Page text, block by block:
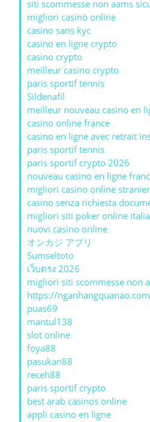
siti scommesse non aams
migliori casinò online
casino sans kyc
casino en ligne crypto
casino crypto
meilleur casino crypto
paris sportif tennis
Sildenafil
meilleur nouveau casino en
casino online france
casino en ligne avec retrait
paris sportif tennis
paris sportif crypto 2026
nouveau casino en ligne
migliori casino online
casino senza richiesta
migliori siti poker online
nuovi casino online
オンカジ アプリ
Sumseltoto
เว็บตรง 2026
migliori siti scommesse non
https://
puas69
mantul138
slot online
foya88
pasukan88
receh88
paris sportif crypto
best arab casinos online
appli casino en ligne